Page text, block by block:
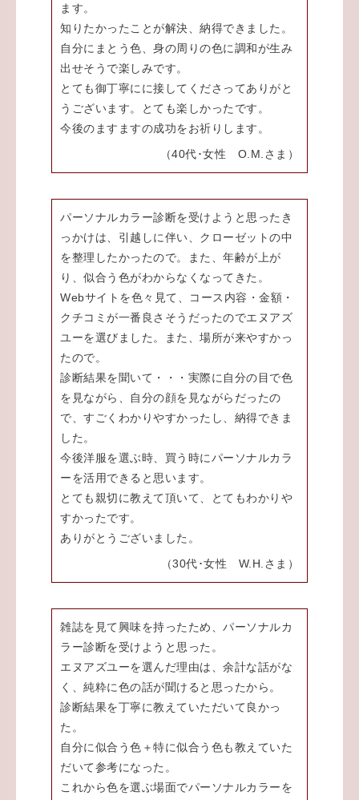
ます。
知りたかったことが解決、納得できました。
自分にまとう色、身の周りの色に調和が生み
出せそうで楽しみです。
とても御丁寧にに接してくださってありがと
うございます。とても楽しかったです。
今後のますますの成功をお祈りします。
（40代･女性 O.M.さま）
パーソナルカラー診断を受けようと思ったき
っかけは、引越しに伴い、クローゼットの中
を整理したかったので。また、年齢が上が
り、似合う色がわからなくなってきた。
Webサイトを色々見て、コース内容・金額・
クチコミが一番良さそうだったのでエヌアズ
ユーを選びました。また、場所が来やすかっ
たので。
診断結果を聞いて・・・実際に自分の目で色
を見ながら、自分の顔を見ながらだったの
で、すごくわかりやすかったし、納得できま
した。
今後洋服を選ぶ時、買う時にパーソナルカラ
ーを活用できると思います。
とても親切に教えて頂いて、とてもわかりや
すかったです。
ありがとうございました。
（30代･女性 W.H.さま）
雑誌を見て興味を持ったため、パーソナルカ
ラー診断を受けようと思った。
エヌアズユーを選んだ理由は、余計な話がな
く、純粋に色の話が聞けると思ったから。
診断結果を丁寧に教えていただいて良かっ
た。
自分に似合う色＋特に似合う色も教えていた
だいて参考になった。
これから色を選ぶ場面でパーソナルカラーを